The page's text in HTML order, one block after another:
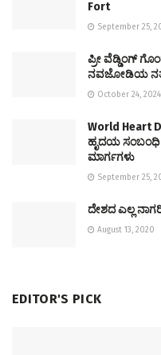
Fort
September 25,
ಪ್ರೀ ವೆಡ್ಡಿಂಗ್
ನವಜೋಡಿಯ
October 24, 2024
World Heart
ಹೃದಯ ಸಂಬಂಧಿ
ಮಾರ್ಗಗಳು
September 25,
ದೇಶದ ಎಲ್ಲ
August 13, 2020
EDITOR'S PICK